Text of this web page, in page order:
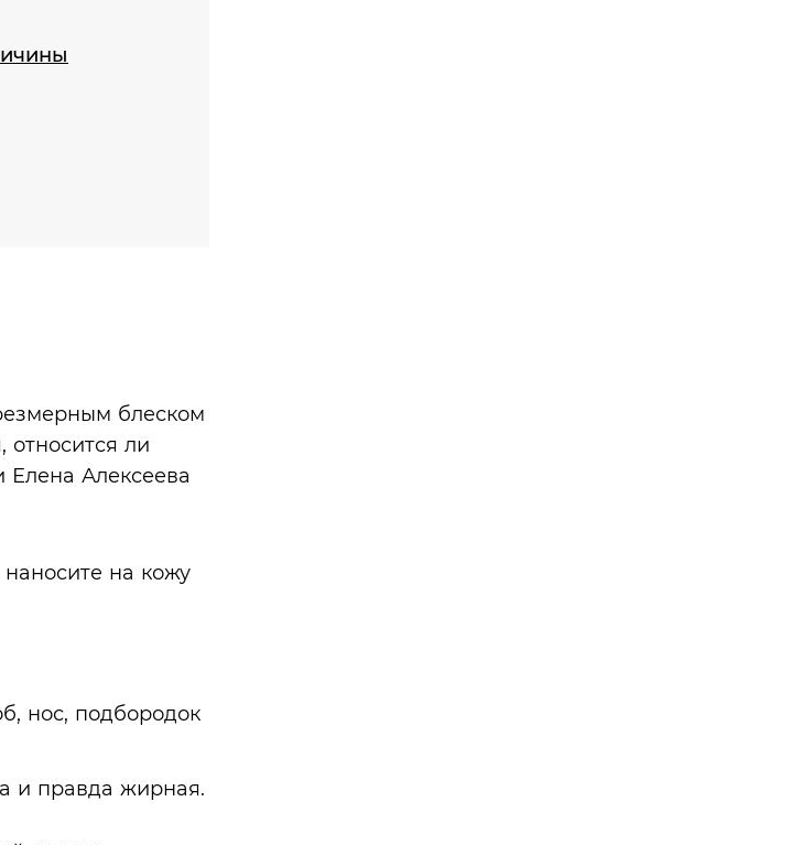
блеском
относится ли
Алексеева
на кожу
нос, подбородок
и правда жирная.